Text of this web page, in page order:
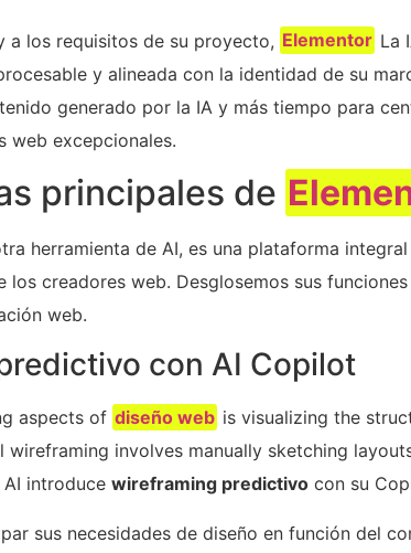
a los requisitos de su proyecto, Elementor La
y alineada con la identidad de su
generado por la IA y más tiempo para
web excepcionales.
principales de
herramienta de AI, es una plataforma
los creadores web. Desglosemos sus
web.
con AI Copilot
aspects of diseño web is visualizing the
involves manually sketching
AI introducewireframing predictivo con su
sus necesidades de diseño en función del